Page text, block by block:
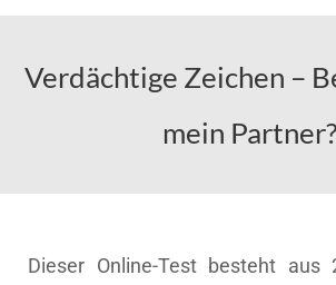
Verdächtige Zeichen –
mein Partner?
Dieser Online-Test besteht aus